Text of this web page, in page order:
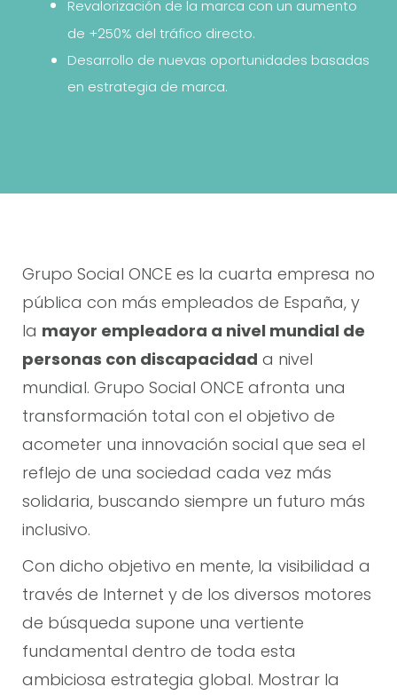
Revalorización de la marca con un aumento
de +250% del tráfico directo.
Desarrollo de nuevas oportunidades basadas
en estrategia de marca.
Grupo Social ONCE es la cuarta empresa no
pública con más empleados de España, y
la mayor empleadora a nivel mundial de
personas con discapacidad a nivel
mundial. Grupo Social ONCE afronta una
transformación total con el objetivo de
acometer una innovación social que sea el
reflejo de una sociedad cada vez más
solidaria, buscando siempre un futuro más
inclusivo.
Con dicho objetivo en mente, la visibilidad a
través de Internet y de los diversos motores
de búsqueda supone una vertiente
fundamental dentro de toda esta
ambiciosa estrategia global. Mostrar la